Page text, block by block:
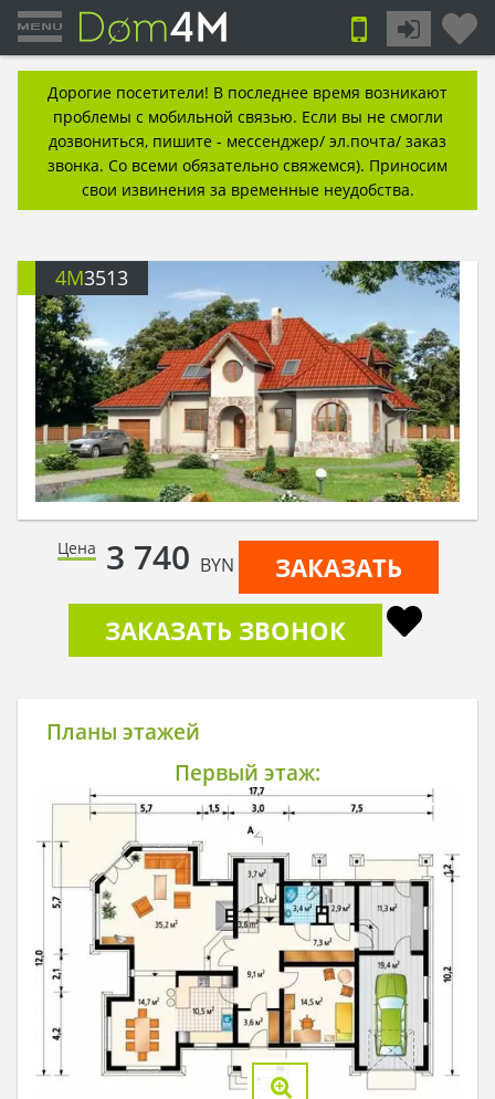
Дорогие посетители! В последнее время возникают
проблемы с мобильной связью. Если вы не смогли
дозвониться, пишите - мессенджер/ эл.почта/ заказ
звонка. Со всеми обязательно свяжемся). Приносим
свои извинения за временные неудобства.
4M3513
Цена 3 740 BYN
ЗАКАЗАТЬ
ЗАКАЗАТЬ ЗВОНОК
Планы этажей
Первый этаж: